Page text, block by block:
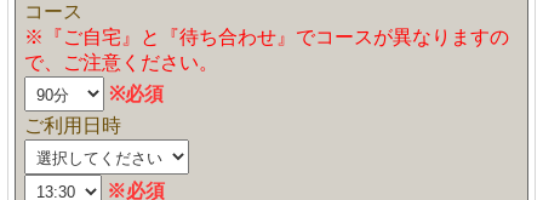
コース
※『ご自宅』と『待ち合わせ』でコースが異なりますの
で、ご注意ください。
※必須
ご利用日時
※必須